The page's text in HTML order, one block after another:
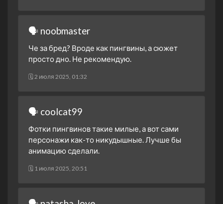
🗣 noobmaster
Че за бред? Вроде как пингвины, а сюжет
просто дно. Не рекомендую.
🗓 2 июля 2025, 01:32
🗣 coolcat99
Фотки пингвинов такие милые, а вот сами
персонажи как-то никудышные. Лучше бы
анимацию сделали.
🗓 1 июля 2025, 20:51